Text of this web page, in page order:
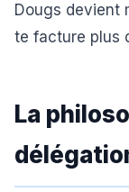
Dougs devient
te facture plus
La